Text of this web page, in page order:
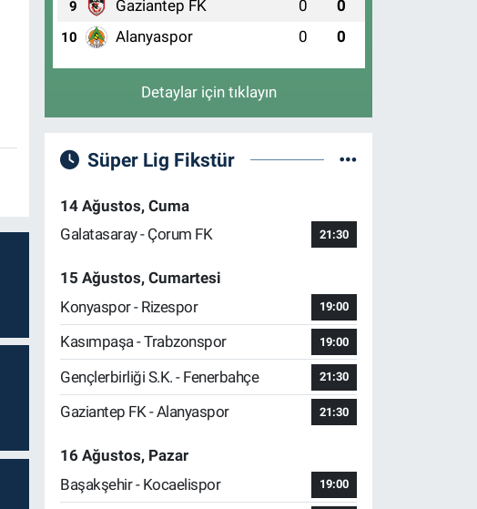
Uluçınar Eczanesi
Demirtaş Cumhuriyet Mahallesi, Küçük Sanayi 3 Caddesi
No:57 A Osmangazi Bursa
0 (224) 262 93 21 Yol Tarifi Al
9 Gaziantep FK 0 0
10 Alanyaspor 0 0
Detaylar için tıklayın
Süper Lig Fikstür
14 Ağustos, Cuma
Galatasaray - Çorum FK
21:30
15 Ağustos, Cumartesi
Konyaspor - Rizespor
19:00
Kasımpaşa - Trabzonspor 19:00
Gençlerbirliği S.K. - Fenerbahçe 21:30
Gaziantep FK - Alanyaspor 21:30
16 Ağustos, Pazar
Başakşehir - Kocaelispor
19:00